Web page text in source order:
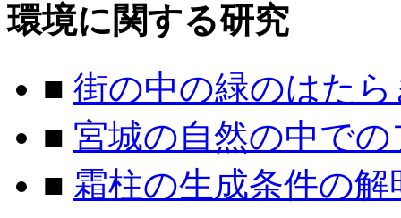
環境に関する研究
■ 街の中の緑のはたら
■ 宮城の自然の中で
■ 霜柱の生成条件の解